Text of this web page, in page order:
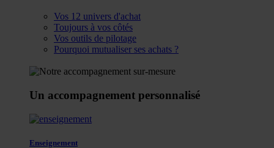
Vos 12 univers d'achat
Toujours à vos côtés
Vos outils de pilotage
Pourquoi mutualiser ses achats ?
Un accompagnement personnalisé
Enseignement